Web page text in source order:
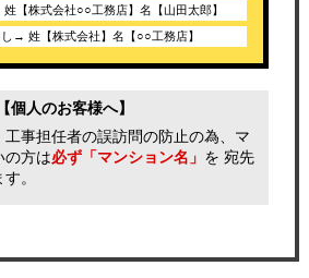
【株式会社○○工務店】名【山田太郎】
→ 姓【株式会社】名【○○工務店】
【個人のお客様へ】
事担任者の誤訪問の防止の為、マ
の方は必ず「マンション名」 を 宛先
。